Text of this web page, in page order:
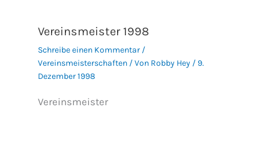
Vereinsmeister 1998
Schreibe einen Kommentar /
Vereinsmeisterschaften/ Von Robby Hey / 9.
Dezember 1998
Vereinsmeister